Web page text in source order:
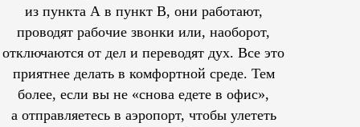
из пункта А в пункт В, они работают,
проводят рабочие звонки или, наоборот,
отключаются от дел и переводят дух. Все это
приятнее делать в комфортной среде. Тем
более, если вы не «снова едете в офис»,
а отправляетесь в аэропорт, чтобы улететь